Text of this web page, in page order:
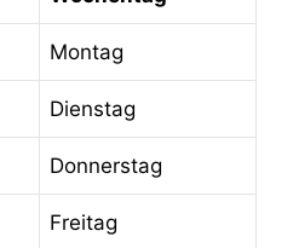
Montag
Dienstag
Donnerstag
Freitag